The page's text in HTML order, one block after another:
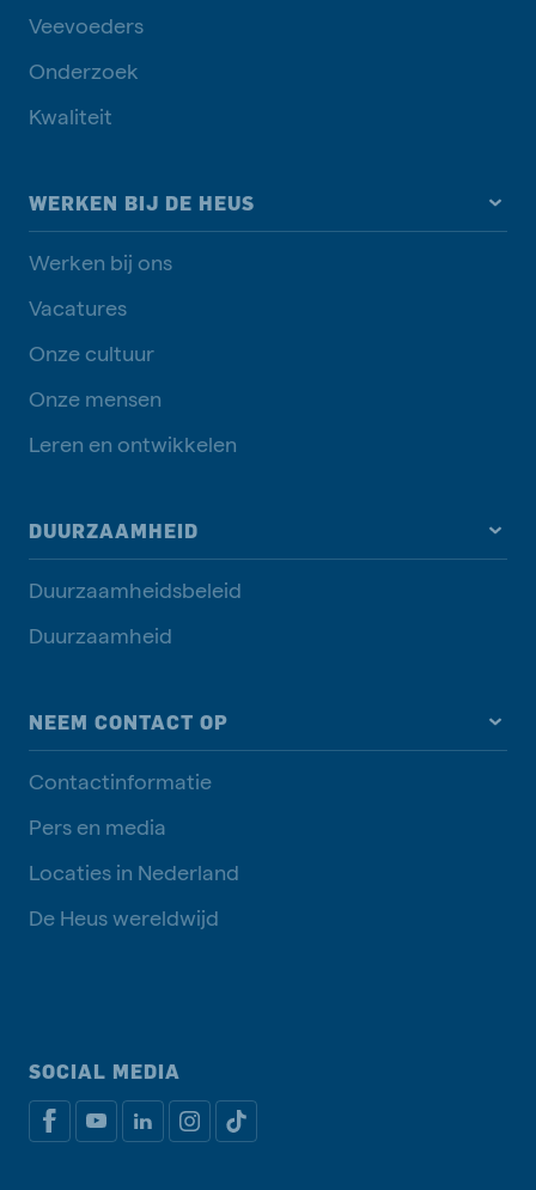
Veevoeders
Onderzoek
Kwaliteit
WERKEN BIJ DE HEUS
Werken bij ons
Vacatures
Onze cultuur
Onze mensen
Leren en ontwikkelen
DUURZAAMHEID
Duurzaamheidsbeleid
Duurzaamheid
NEEM CONTACT OP
Contactinformatie
Pers en media
Locaties in Nederland
De Heus wereldwijd
SOCIAL MEDIA